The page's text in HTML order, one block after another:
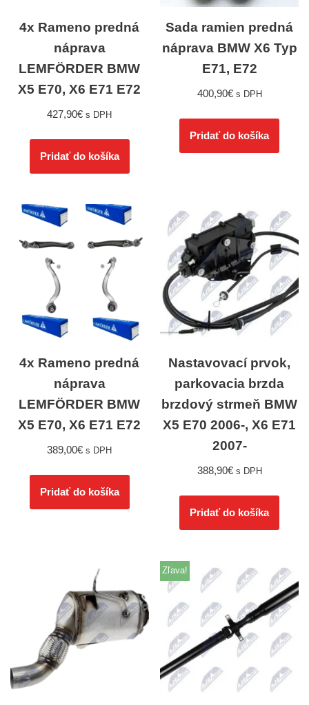
4x Rameno predná
náprava
LEMFÖRDER BMW
X5 E70, X6 E71 E72
427,90€ s DPH
Pridať do košíka
Sada ramien predná
náprava BMW X6 Typ
E71, E72
400,90€ s DPH
Pridať do košíka
4x Rameno predná
náprava
LEMFÖRDER BMW
X5 E70, X6 E71 E72
389,00€ s DPH
Pridať do košíka
Nastavovací prvok,
parkovacia brzda
brzdový strmeň BMW
X5 E70 2006-, X6 E71
2007-
388,90€ s DPH
Pridať do košíka
Zľava!